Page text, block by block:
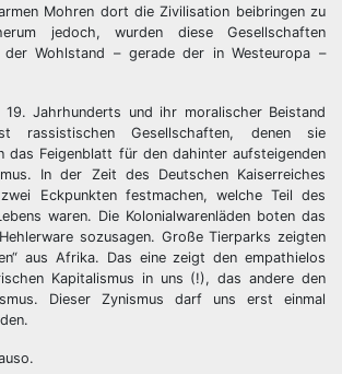
Mohren dort die Zivilisation beibringen zu
jedoch, wurden diese Gesellschaften
Wohlstand – gerade der in Westeuropa –
19. Jahrhunderts und ihr moralischer Beistand
rassistischen Gesellschaften, denen sie
das Feigenblatt für den dahinter aufsteigenden
In der Zeit des Deutschen Kaiserreiches
Eckpunkten festmachen, welche Teil des
waren. Die Kolonialwarenläden boten das
sozusagen. Große Tierparks zeigten
aus Afrika. Das eine zeigt den empathielos
Kapitalismus in uns (!), das andere den
Dieser Zynismus darf uns erst einmal